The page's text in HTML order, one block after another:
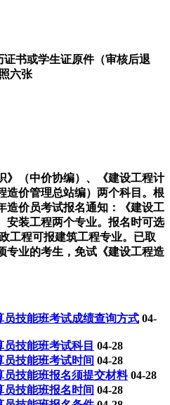
证书或学生证原件（审核后退
六张
》（中价协编）、《建设工程计
造价管理总站编）两个科目。根
造价员考试报名通知：《建设工
安装工程两个专业。报名时可选
工程可报建筑工程专业。已取
专业的考生，免试《建设工程造
员技能班考试成绩查询方式 04-
技能班考试科目 04-28
员技能班考试时间 04-28
员技能班报名须提交材料 04-28
员技能班报名时间 04-28